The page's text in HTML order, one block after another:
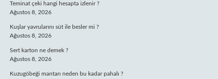
Teminat çeki hangi hesapta izlenir ?
Ağustos 8, 2026
Kuşlar yavrularını süt ile besler mi ?
Ağustos 8, 2026
Sert karton ne demek ?
Ağustos 8, 2026
Kuzugöbeği mantarı neden bu kadar pahalı ?